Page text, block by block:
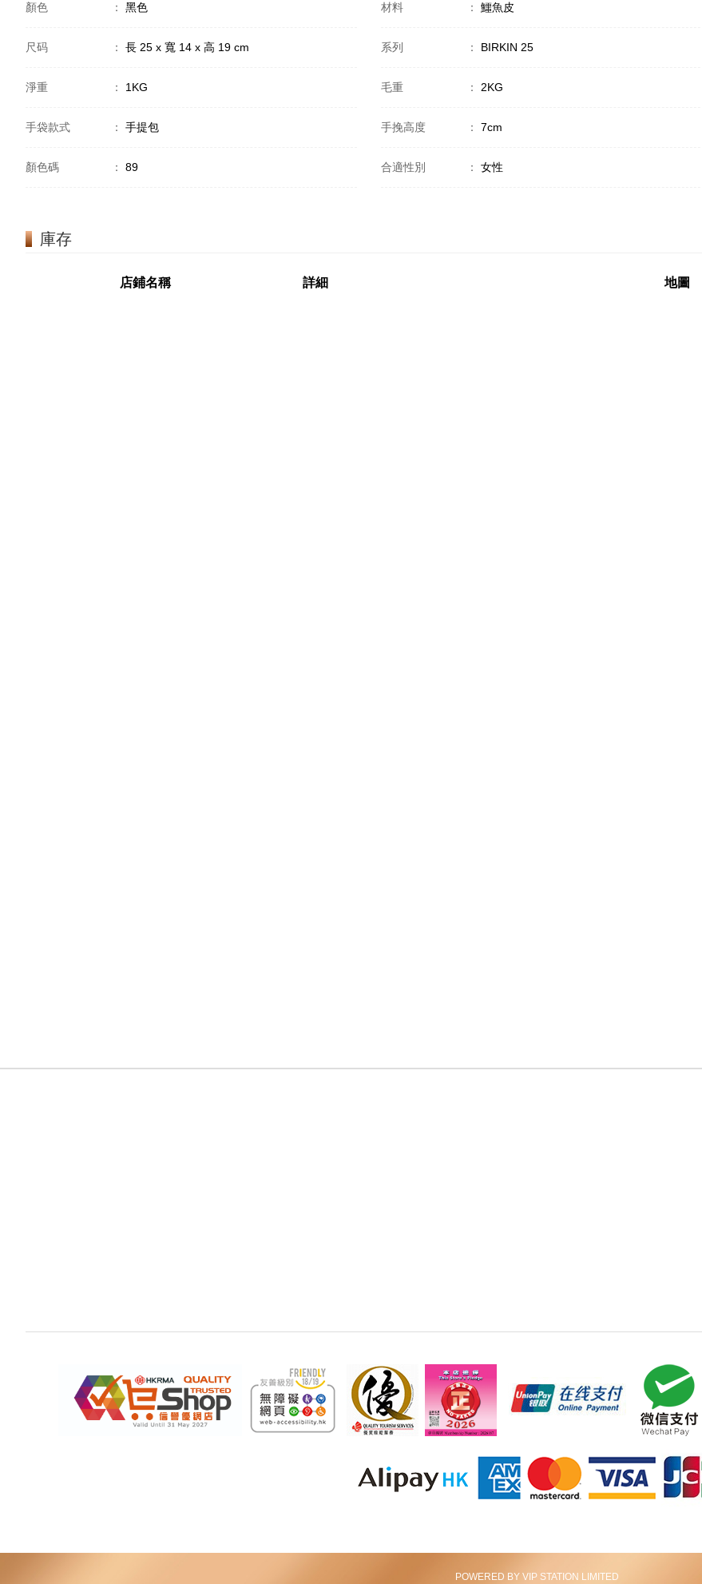
顏色 ： 黑色 材料 ： 鱷魚皮
尺码 ： 長 25 x 寬 14 x 高 19 cm 系列 ： BIRKIN 25
淨重 ： 1KG 毛重 ： 2KG
手袋款式 ： 手提包 手挽高度 ： 7cm
顏色碼 ： 89 合適性別 ： 女性
庫存
店鋪名稱 詳細 地圖
POWERED BY VIP STATION LIMITED